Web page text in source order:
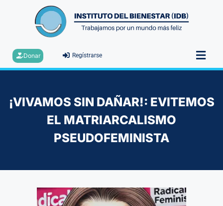
Donar Regístrarse
¡VIVAMOS SIN DAÑAR!: EVITEMOS
EL MATRIARCALISMO
PSEUDOFEMINISTA